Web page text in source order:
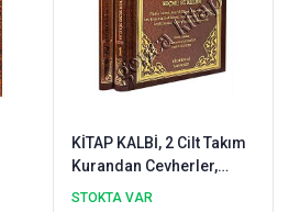
KİTAP KALBİ, 2 Cilt Takım
Kurandan Cevherler,
Ömer Nasuhi Tefsirinden
STOKTA VAR